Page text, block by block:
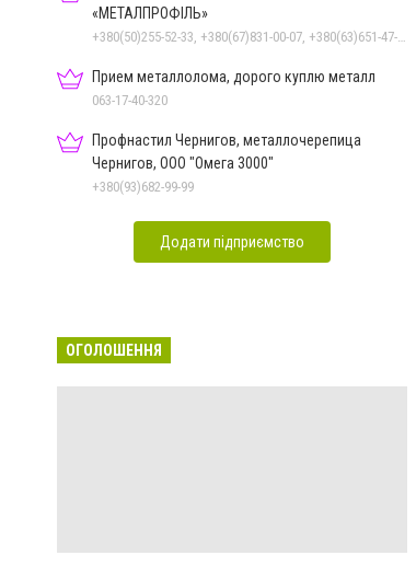
«МЕТАЛПРОФІЛЬ»
Прием металлолома, дорого куплю металл
063-17-40-320
Профнастил Чернигов, металлочерепица
Чернигов, ООО "Омега 3000"
+380(93)682-99-99
Додати підприємство
ОГОЛОШЕННЯ